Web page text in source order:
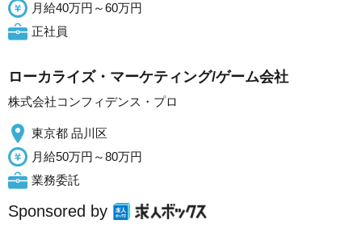
月給40万円～60万円
正社員
ローカライズ・マーケティング/ゲーム会社
株式会社コンフィデンス・プロ
東京都 品川区
月給50万円～80万円
業務委託
Sponsored by